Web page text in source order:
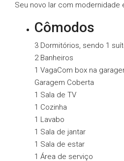
Seu novo lar com modernidade
Cômodos
3 Dormitórios, sendo 1
2 Banheiros
1 VagaCom box na
Garagem Coberta
1 Sala de TV
1 Cozinha
1 Lavabo
1 Sala de jantar
1 Sala de estar
1 Área de serviço